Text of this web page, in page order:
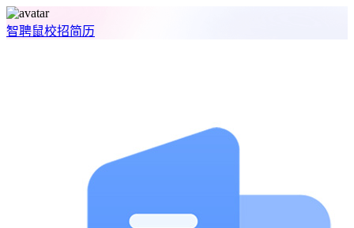
智聘鼠校招简历